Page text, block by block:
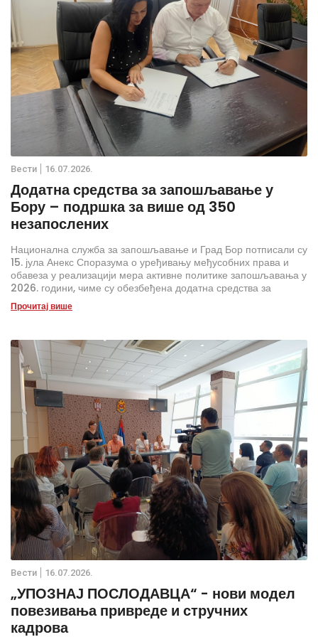
Вести 16.07.2026.
Додатна средства за запошљавање у
Бору – подршка за више од 350
незапослених
Национална служба за запошљавање и Град Бор потписали су
15. јула Анекс Споразума о уређивању међусобних права и
обавеза у реализацији мера активне политике запошљавања у
2026. години, чиме су обезбеђена додатна средства за
спровођење програма запошљавања на територији града.
Прочитај више
Вести 16.07.2026.
„УПОЗНАЈ ПОСЛОДАВЦА“ - нови модел
повезивања привреде и стручних
кадрова